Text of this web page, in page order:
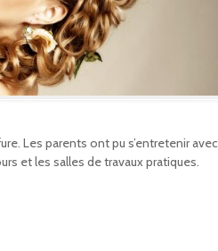
Les parents ont pu s’entretenir avec
et les salles de travaux pratiques.